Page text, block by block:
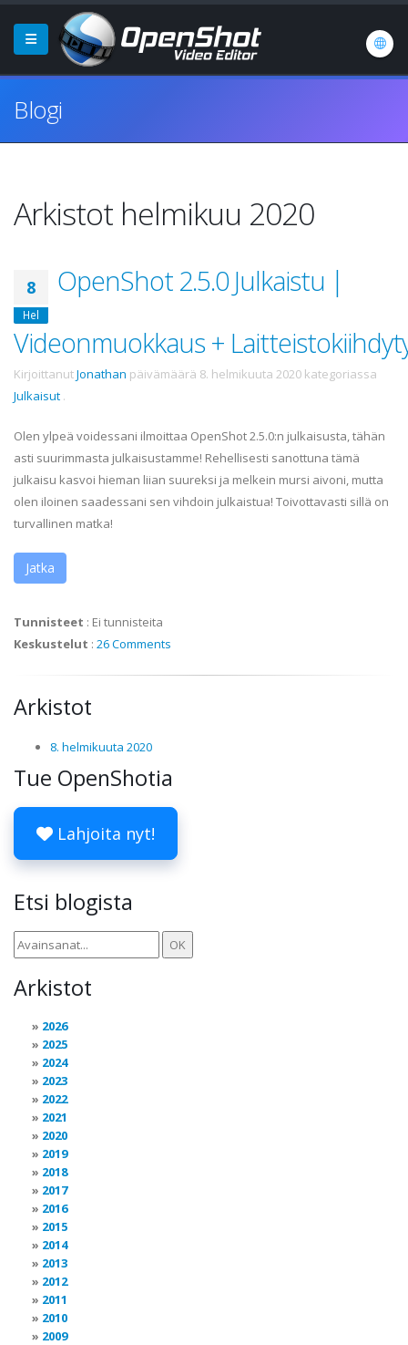
Blogi
Arkistot helmikuu 2020
8
Hel
OpenShot 2.5.0 Julkaistu |
Videonmuokkaus +
KirjoittanutJonathan päivämäärä 8. helmikuuta 2020 kategoriassa
Julkaisut .
Olen ylpeä voidessani ilmoittaa OpenShot 2.5.0:n julkaisusta, tähän
asti suurimmasta julkaisustamme! Rehellisesti sanottuna tämä
julkaisu kasvoi hieman liian suureksi ja melkein mursi aivoni, mutta
olen iloinen saadessani sen vihdoin julkaistua! Toivottavasti sillä on
turvallinen matka!
Jatka
Tunnisteet : Ei tunnisteita
Keskustelut : 26 Comments
Arkistot
8. helmikuuta 2020
Tue OpenShotia
Lahjoita nyt!
Etsi blogista
Arkistot
2026
2025
2024
2023
2022
2021
2020
2019
2018
2017
2016
2015
2014
2013
2012
2011
2010
2009